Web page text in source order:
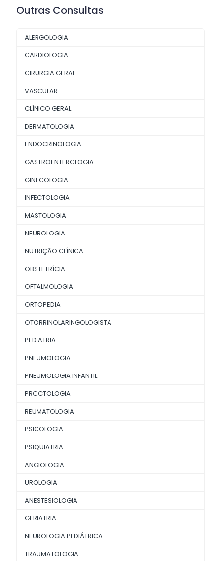
Outras Consultas
ALERGOLOGIA
CARDIOLOGIA
CIRURGIA GERAL
VASCULAR
CLÍNICO GERAL
DERMATOLOGIA
ENDOCRINOLOGIA
GASTROENTEROLOGIA
GINECOLOGIA
INFECTOLOGIA
MASTOLOGIA
NEUROLOGIA
NUTRIÇÃO CLÍNICA
OBSTETRÍCIA
OFTALMOLOGIA
ORTOPEDIA
OTORRINOLARINGOLOGISTA
PEDIATRIA
PNEUMOLOGIA
PNEUMOLOGIA INFANTIL
PROCTOLOGIA
REUMATOLOGIA
PSICOLOGIA
PSIQUIATRIA
ANGIOLOGIA
UROLOGIA
ANESTESIOLOGIA
GERIATRIA
NEUROLOGIA PEDIÁTRICA
TRAUMATOLOGIA